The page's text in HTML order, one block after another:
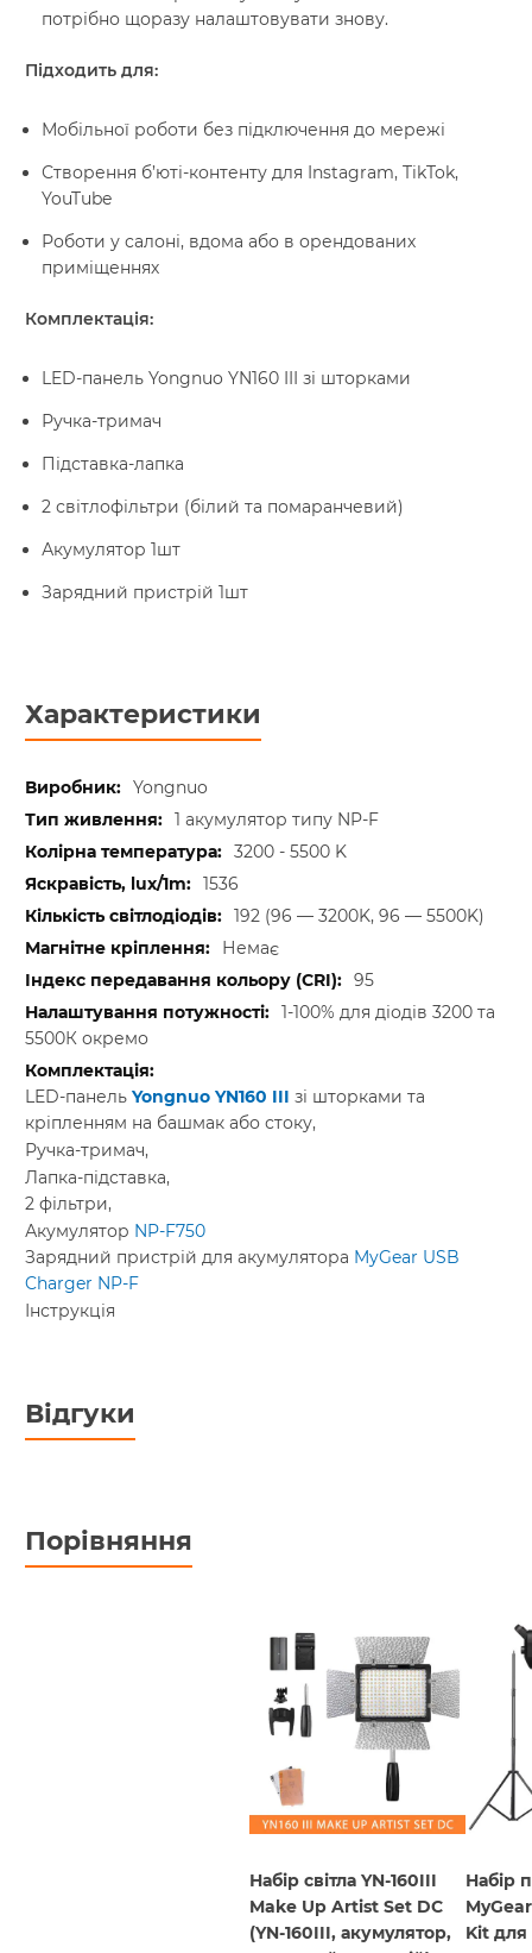
потрібно щоразу налаштовувати знову.
Підходить для:
Мобільної роботи без підключення до мережі
Створення б’юті-контенту для Instagram, TikTok,
YouTube
Роботи у салоні, вдома або в орендованих
приміщеннях
Комплектація:
LED-панель Yongnuo YN160 III зі шторками
Ручка-тримач
Підставка-лапка
2 світлофільтри (білий та помаранчевий)
Акумулятор 1шт
Зарядний пристрій 1шт
Характеристики
Yongnuo
1 акумулятор типу NP-F
3200 - 5500 K
1536
192 (96 — 3200K, 96 — 5500K)
Немає
95
1-100% для діодів 3200 та
5500К окремо
LED-панель Yongnuo YN160 III зі шторками та
кріпленням на башмак або стоку,
Ручка-тримач,
Лапка-підставка,
2 фільтри,
Акумулятор NP-F750
Зарядний пристрій для акумулятора MyGear USB
Charger NP-F
Інструкція
Відгуки
Порівняння
Набір світла YN-160III
Make Up Artist Set DC
(YN-160III, акумулятор,
Набір
Kit